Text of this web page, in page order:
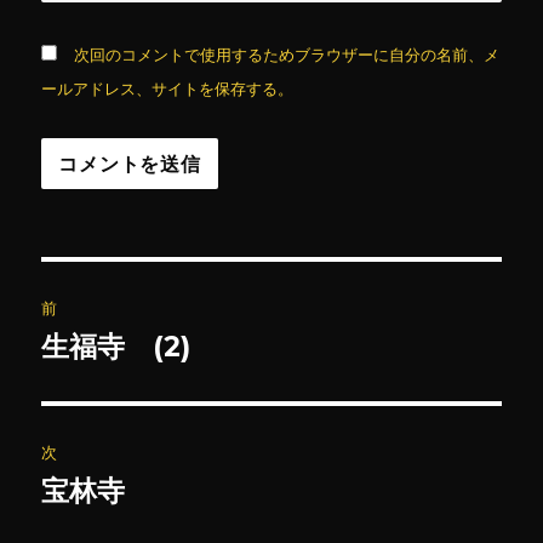
次回のコメントで使用するためブラウザーに自分の名前、メ
ールアドレス、サイトを保存する。
稿
ビ
ゲ
前
前
投
稿:
生福寺 (2)
次
次
宝林寺